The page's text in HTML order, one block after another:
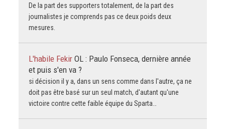
De la part des supporters totalement, de la part des
journalistes je comprends pas ce deux poids deux
mesures.
L'habile Fekir OL : Paulo Fonseca, dernière année
et puis s'en va ?
si décision il y a, dans un sens comme dans l'autre, ça ne
doit pas être basé sur un seul match, d'autant qu'une
victoire contre cette faible équipe du Sparta…